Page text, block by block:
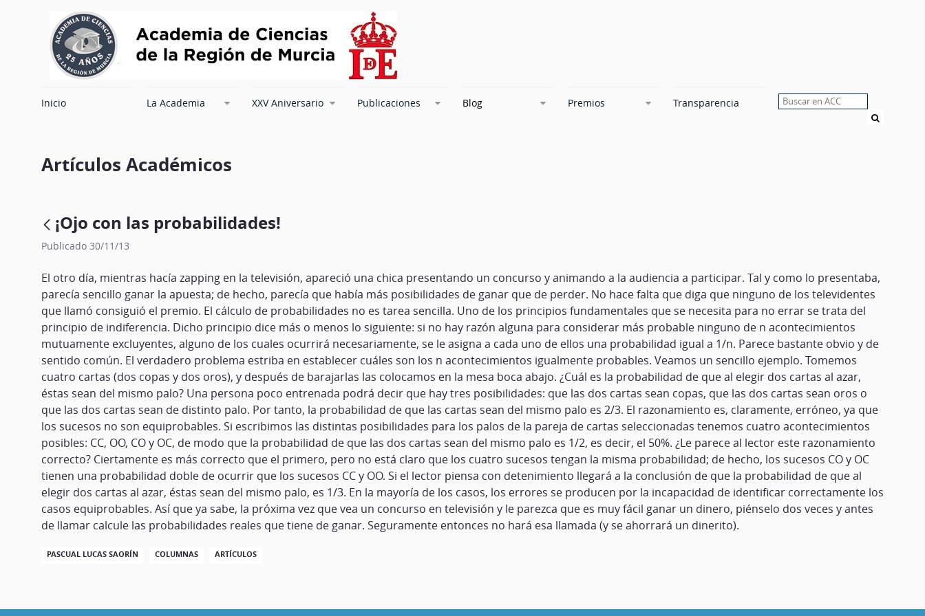
Inicio La Academia XXV Aniversario Publicaciones Blog Premios Transparencia
Artículos Académicos
¡Ojo con las probabilidades!
Publicado 30/11/13
El otro día, mientras hacía zapping en la televisión, apareció una chica presentando un concurso y animando a la audiencia a participar. Tal y como lo presentaba,
parecía sencillo ganar la apuesta; de hecho, parecía que había más posibilidades de ganar que de perder. No hace falta que diga que ninguno de los televidentes
que llamó consiguió el premio. El cálculo de probabilidades no es tarea sencilla. Uno de los principios fundamentales que se necesita para no errar se trata del
principio de indiferencia. Dicho principio dice más o menos lo siguiente: si no hay razón alguna para considerar más probable ninguno de n acontecimientos
mutuamente excluyentes, alguno de los cuales ocurrirá necesariamente, se le asigna a cada uno de ellos una probabilidad igual a 1/n. Parece bastante obvio y de
sentido común. El verdadero problema estriba en establecer cuáles son los n acontecimientos igualmente probables. Veamos un sencillo ejemplo. Tomemos
cuatro cartas (dos copas y dos oros), y después de barajarlas las colocamos en la mesa boca abajo. ¿Cuál es la probabilidad de que al elegir dos cartas al azar,
éstas sean del mismo palo? Una persona poco entrenada podrá decir que hay tres posibilidades: que las dos cartas sean copas, que las dos cartas sean oros o
que las dos cartas sean de distinto palo. Por tanto, la probabilidad de que las cartas sean del mismo palo es 2/3. El razonamiento es, claramente, erróneo, ya que
los sucesos no son equiprobables. Si escribimos las distintas posibilidades para los palos de la pareja de cartas seleccionadas tenemos cuatro acontecimientos
posibles: CC, OO, CO y OC, de modo que la probabilidad de que las dos cartas sean del mismo palo es 1/2, es decir, el 50%. ¿Le parece al lector este razonamiento
correcto? Ciertamente es más correcto que el primero, pero no está claro que los cuatro sucesos tengan la misma probabilidad; de hecho, los sucesos CO y OC
tienen una probabilidad doble de ocurrir que los sucesos CC y OO. Si el lector piensa con detenimiento llegará a la conclusión de que la probabilidad de que al
elegir dos cartas al azar, éstas sean del mismo palo, es 1/3. En la mayoría de los casos, los errores se producen por la incapacidad de identificar correctamente los
casos equiprobables. Así que ya sabe, la próxima vez que vea un concurso en televisión y le parezca que es muy fácil ganar un dinero, piénselo dos veces y antes
de llamar calcule las probabilidades reales que tiene de ganar. Seguramente entonces no hará esa llamada (y se ahorrará un dinerito).
PASCUAL LUCAS SAORÍN COLUMNAS ARTÍCULOS